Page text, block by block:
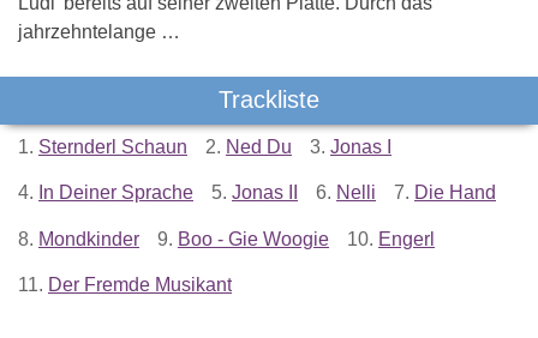
jahrzehntelange …
Trackliste
1. Sternderl Schaun 2. Ned Du 3. Jonas I
4. In Deiner Sprache 5. Jonas II 6. Nelli 7. Die Hand
8. Mondkinder 9. Boo - Gie Woogie 10. Engerl
11. Der Fremde Musikant